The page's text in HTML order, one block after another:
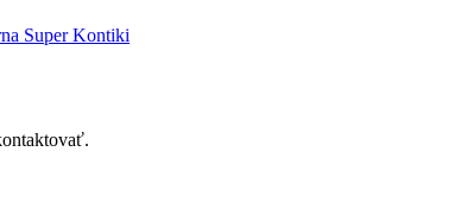
Super Kontiki